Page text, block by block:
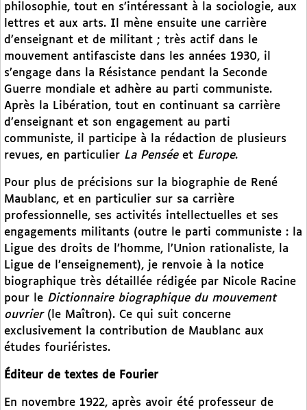
philosophie, tout en s’intéressant à la sociologie, aux
lettres et aux arts. Il mène ensuite une carrière
d’enseignant et de militant ; très actif dans le
mouvement antifasciste dans les années 1930, il
s’engage dans la Résistance pendant la Seconde
Guerre mondiale et adhère au parti communiste.
Après la Libération, tout en continuant sa carrière
d’enseignant et son engagement au parti
communiste, il participe à la rédaction de plusieurs
revues, en particulier La Pensée et Europe.
Pour plus de précisions sur la biographie de René
Maublanc, et en particulier sur sa carrière
professionnelle, ses activités intellectuelles et ses
engagements militants (outre le parti communiste : la
Ligue des droits de l’homme, l’Union rationaliste, la
Ligue de l’enseignement), je renvoie à la notice
biographique très détaillée rédigée par Nicole Racine
pour le Dictionnaire biographique du mouvement
ouvrier(le Maîtron). Ce qui suit concerne
exclusivement la contribution de Maublanc aux
études fouriéristes.
Éditeur de textes de Fourier
En novembre 1922, après avoir été professeur de